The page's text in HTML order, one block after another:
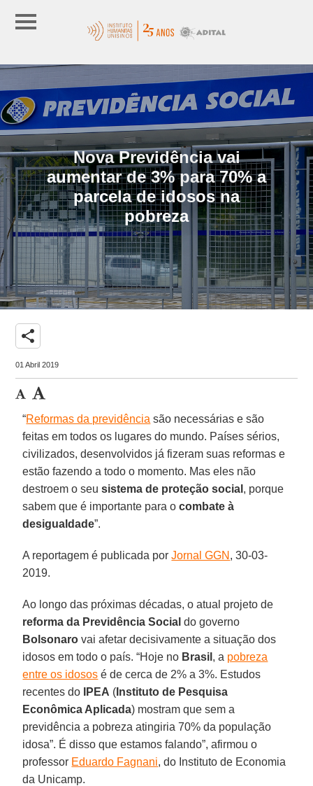
Nova Previdência vai
aumentar de 3% para 70% a
parcela de idosos na
pobreza
share
01 Abril 2019
“Reformas da previdência são necessárias e são
feitas em todos os lugares do mundo. Países sérios,
civilizados, desenvolvidos já fizeram suas reformas e
estão fazendo a todo o momento. Mas eles não
destroem o seusistema de proteção social , porque
sabem que é importante para o combate à
desigualdade”.
A reportagem é publicada por Jornal GGN , 30-03-
2019.
Ao longo das próximas décadas, o atual projeto de
reforma da Previdência Social do governo
Bolsonaro vai afetar decisivamente a situação dos
idosos em todo o país. “Hoje no Brasil , a pobreza
entre os idosos é de cerca de 2% a 3%. Estudos
recentes do
IPEA ( Instituto de Pesquisa
Econômica Aplicada) mostram que sem a
previdência a pobreza atingiria 70% da população
idosa”. É disso que estamos falando”, afirmou o
professor Eduardo Fagnani, do Instituto de Economia
da Unicamp.